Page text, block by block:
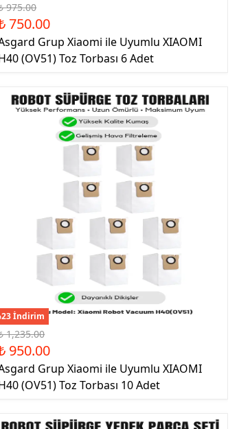
975.00
750.00
Grup Xiaomi ile Uyumlu XIAOMI
(OV51) Toz Torbası 6 Adet
İndirim
1,235.00
950.00
Grup Xiaomi ile Uyumlu XIAOMI
(OV51) Toz Torbası 10 Adet